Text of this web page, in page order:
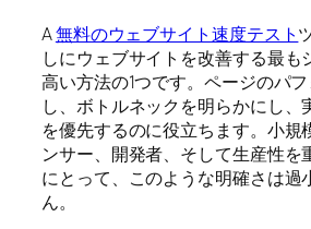
A無料のウェブサイト速度テスト
しにウェブサイトを改善する最も
高い方法の1つです。ページのパ
し、ボトルネックを明らかにし、
を優先するのに役立ちます。小規
ンサー、開発者、そして生産性を
にとって、このような明確さは過
ん。